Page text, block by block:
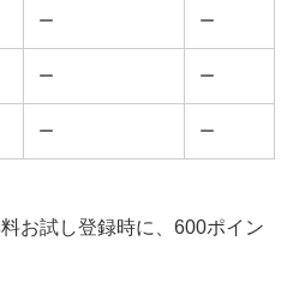
ー ー
ー ー
ー ー
お試し登録時に、600ポイン